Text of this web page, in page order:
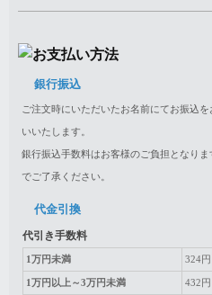
銀行振込
ご注文時にいただいたお名前にてお振込を
いいたします。
銀行振込手数料はお客様のご負担となりま
でご了承ください。
代金引換
代引き手数料
1万円未満 324円
1万円以上～3万円未満 432円